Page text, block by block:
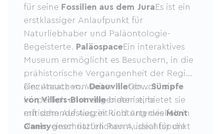
für seine Fossilien aus dem JuraEs ist ein
erstklassiger Anlaufpunkt für
Naturliebhaber und Paläontologie-
Begeisterte. PaläospaceEin interaktives
Museum ermöglicht es Besuchern, in die
prähistorische Vergangenheit der Region
einzutauchen. Weiter hinten…Sümpfe
von Villers-Blonvillebieten eine
erfrischende Auszeit und Artenvielfalt in
einem geschützten Raum, ideal für die
Der Ansatz vonDeauvilleObwohl sie
körperlich anstrengender ist, bietet sie
mit dem Aufstieg in Richtung des Mont
Canisyeinen natürlichen Aussichtspunkt